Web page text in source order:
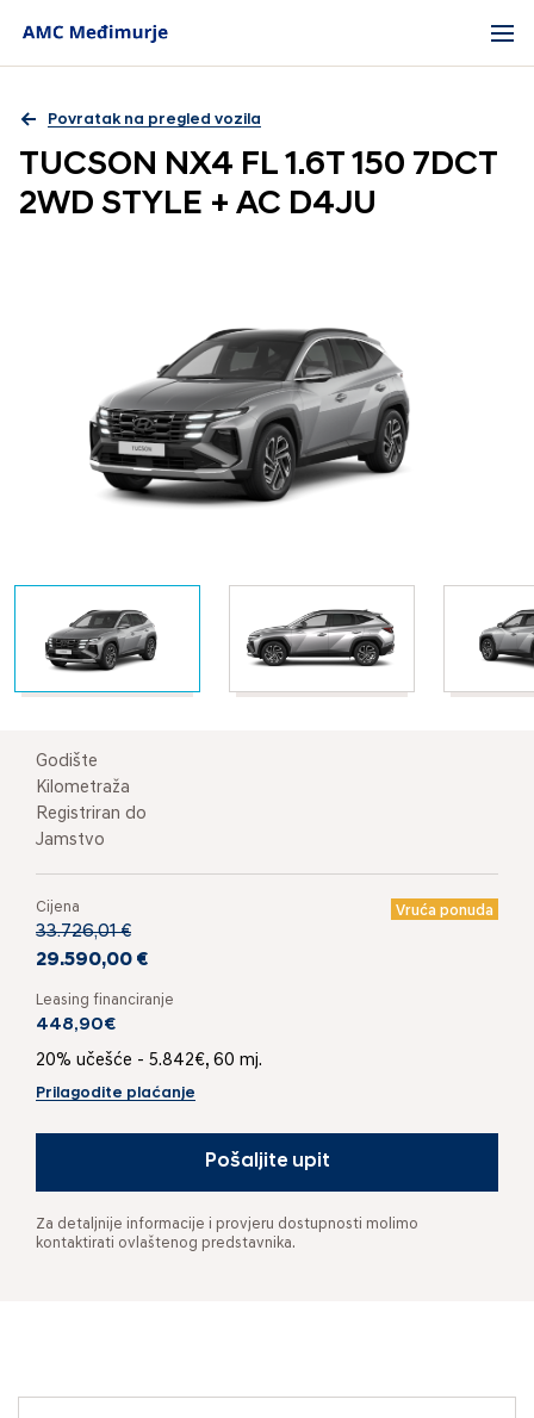
Povratak na pregled vozila
TUCSON NX4 FL 1.6T 150 7DCT
2WD STYLE + AC D4JU
Godište
Kilometraža
Registriran do
Jamstvo
Cijena Vruća ponuda
33.726,01 €
29.590,00 €
Leasing financiranje
448,90€
20% učešće - 5.842€, 60 mj.
Prilagodite plaćanje
Pošaljite upit
Za detaljnije informacije i provjeru dostupnosti molimo
kontaktirati ovlaštenog predstavnika.